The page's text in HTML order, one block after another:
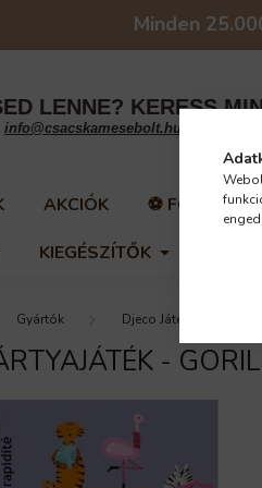
Minden
LENNE? KERESS
info@csacskamesebolt.hu
AKCIÓK ⚽ FOCILÁZ
KIEGÉSZÍTŐK
Gyártók Djeco Játékok
-